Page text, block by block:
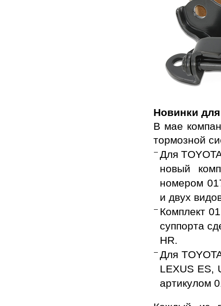
Новинки
В мае
тормозной
Для
новый
номером
и двух
Комплект
суппорта
HR.
Для
LEXUS ES,
артикулом